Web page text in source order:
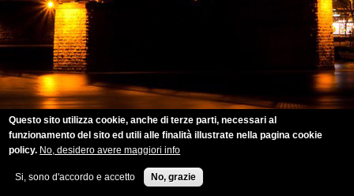
Questo sito utilizza cookie, anche di terze parti, necessari al
funzionamento del sito ed utili alle finalità illustrate nella pagina cookie
policy. No, desidero avere maggiori info
Si, sono d'accordo e accetto No, grazie